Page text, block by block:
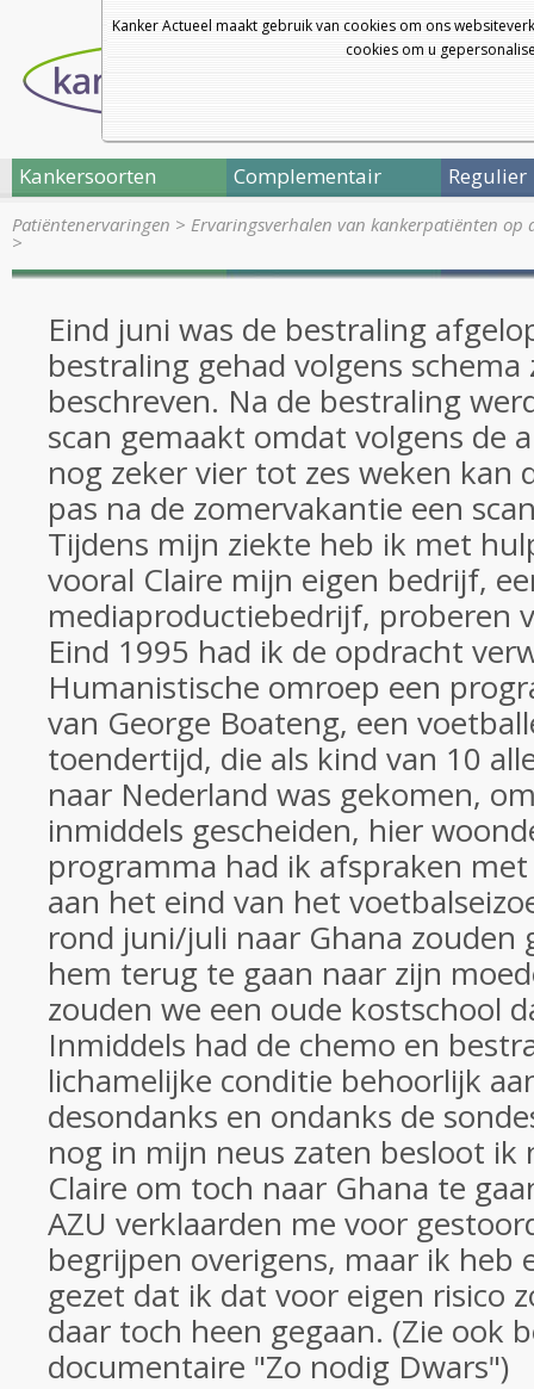
Kanker Actueel maakt gebruik van cookies om ons
cookies om u
Kankersoorten Complementair Regulier
Patiëntenervaringen > Ervaringsverhalen van kankerpatiënten op
>
Eind juni was de bestraling
bestraling gehad volgens schema
beschreven. Na de bestraling
scan gemaakt omdat volgens de
nog zeker vier tot zes weken kan
pas na de zomervakantie een
Tijdens mijn ziekte heb ik met
vooral Claire mijn eigen bedrijf,
mediaproductiebedrijf, proberen
Eind 1995 had ik de opdracht
Humanistische omroep een
van George Boateng, een
toendertijd, die als kind van 10
naar Nederland was gekomen,
inmiddels gescheiden, hier
programma had ik afspraken
aan het eind van het
rond juni/juli naar Ghana zouden
hem terug te gaan naar zijn
zouden we een oude kostschool
Inmiddels had de chemo en
lichamelijke conditie behoorlijk
desondanks en ondanks de
nog in mijn neus zaten besloot ik
Claire om toch naar Ghana te
AZU verklaarden me voor
begrijpen overigens, maar ik heb
gezet dat ik dat voor eigen risico
daar toch heen gegaan. (Zie ook
documentaire "Zo nodig Dwars")